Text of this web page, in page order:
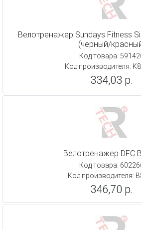
Велотренажер Sundays Fitness
(черный/
Код товара:
Код производителя:
334,03 р.
Велотренажер DFC
Код товара:
Код производителя:
346,70 р.